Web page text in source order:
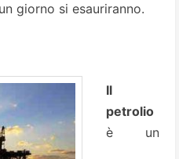
giorno si esauriranno.
Il
petrolio
è un